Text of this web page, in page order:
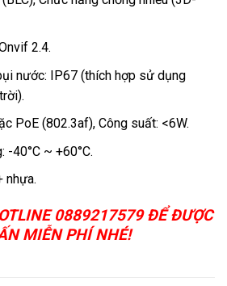
2.4.
nước: IP67 (thích hợp sử dụng
PoE (802.3af), Công suất: <6W.
-40°C ~ +60°C.
nhựa.
0889217579 ĐỂ ĐƯỢC
MIỄN PHÍ NHÉ!